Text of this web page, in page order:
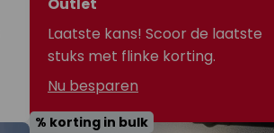
Outlet
Laatste kans! Scoor de laatste
stuks met flinke korting.
Nu besparen
% korting in bulk